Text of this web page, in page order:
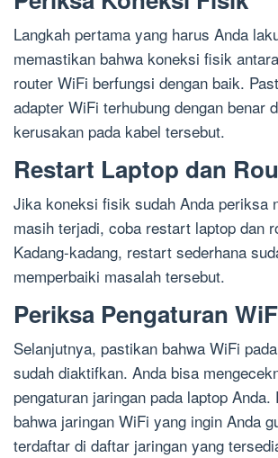
Langkah pertama yang harus Anda
memastikan bahwa koneksi fisik
router WiFi berfungsi dengan baik.
adapter WiFi terhubung dengan benar
kerusakan pada kabel tersebut.
Restart Laptop dan
Jika koneksi fisik sudah Anda periksa
masih terjadi, coba restart laptop dan
Kadang-kadang, restart sederhana
memperbaiki masalah tersebut.
Periksa Pengaturan
Selanjutnya, pastikan bahwa WiFi
sudah diaktifkan. Anda bisa
pengaturan jaringan pada laptop Anda.
bahwa jaringan WiFi yang ingin Anda
terdaftar di daftar jaringan yang